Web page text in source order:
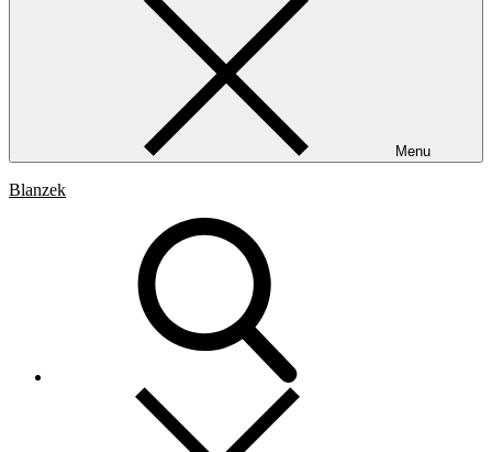
Menu
Blanzek